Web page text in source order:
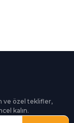
ve özel teklifler,
kalın.